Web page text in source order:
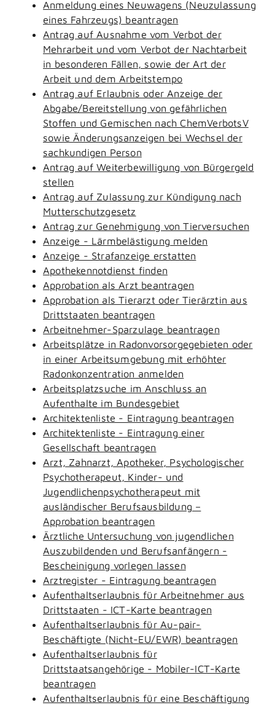
Anmeldung eines Neuwagens (Neuzulassung
eines Fahrzeugs) beantragen
Antrag auf Ausnahme vom Verbot der
Mehrarbeit und vom Verbot der Nachtarbeit
in besonderen Fällen, sowie der Art der
Arbeit und dem Arbeitstempo
Antrag auf Erlaubnis oder Anzeige der
Abgabe/Bereitstellung von gefährlichen
Stoffen und Gemischen nach ChemVerbotsV
sowie Änderungsanzeigen bei Wechsel der
sachkundigen Person
Antrag auf Weiterbewilligung von Bürgergeld
stellen
Antrag auf Zulassung zur Kündigung nach
Mutterschutzgesetz
Antrag zur Genehmigung von Tierversuchen
Anzeige - Lärmbelästigung melden
Anzeige - Strafanzeige erstatten
Apothekennotdienst finden
Approbation als Arzt beantragen
Approbation als Tierarzt oder Tierärztin aus
Drittstaaten beantragen
Arbeitnehmer-Sparzulage beantragen
Arbeitsplätze in Radonvorsorgegebieten oder
in einer Arbeitsumgebung mit erhöhter
Radonkonzentration anmelden
Arbeitsplatzsuche im Anschluss an
Aufenthalte im Bundesgebiet
Architektenliste - Eintragung beantragen
Architektenliste - Eintragung einer
Gesellschaft beantragen
Arzt, Zahnarzt, Apotheker, Psychologischer
Psychotherapeut, Kinder- und
Jugendlichenpsychotherapeut mit
ausländischer Berufsausbildung –
Approbation beantragen
Ärztliche Untersuchung von jugendlichen
Auszubildenden und Berufsanfängern -
Bescheinigung vorlegen lassen
Arztregister - Eintragung beantragen
Aufenthaltserlaubnis für Arbeitnehmer aus
Drittstaaten - ICT-Karte beantragen
Aufenthaltserlaubnis für Au-pair-
Beschäftigte (Nicht-EU/EWR) beantragen
Aufenthaltserlaubnis für
Drittstaatsangehörige - Mobiler-ICT-Karte
beantragen
Aufenthaltserlaubnis für eine Beschäftigung